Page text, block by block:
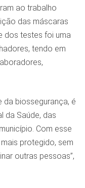
ao trabalho
das máscaras
dos testes foi uma
tendo em
da biossegurança, é
da Saúde, das
Com esse
protegido, sem
outras pessoas”,